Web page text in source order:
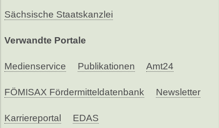
Sächsische Staatskanzlei
Verwandte Portale
Medienservice Publikationen Amt24
FÖMISAX Fördermitteldatenbank Newsletter
Karriereportal EDAS